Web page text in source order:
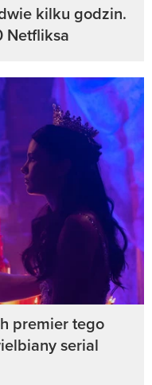
kilku godzin.
Netfliksa
premier tego
serial